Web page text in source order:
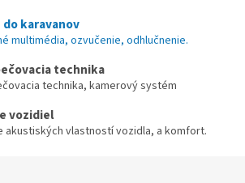
do karavanov
multimédia, ozvučenie, odhlučnenie.
technika
technika, kamerový systém
vozidiel
akustiských vlastností vozidla, a komfort.